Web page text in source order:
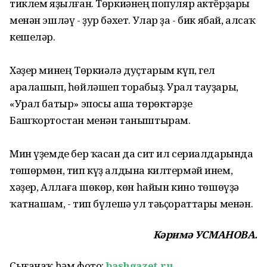
тиклем яҙылған. Төркиәнең популяр актёрҙары
менән эшләү - ҙур бәхет. Улар ҙа - бик ябай, алсаҡ
кешеләр.
Хәҙер минең Төркиәлә дуҫтарым күп, гел
аралашып, һөйләшеп торабыҙ. Урал тауҙары,
«Урал батыр» эпосы аша төрөктәрҙе
Башҡортостан менән таныштырам.
Мин үҙемде бер ҡасан да сит ил сериалдарында
төшөрмөн, тип күҙ алдына килтермәй инем,
хәҙер, Аллаға шөкөр, көн һайын кино төшөүҙә
ҡатнашам, - тип бүлешә ул тәьҫораттары менән.
Кәримә УСМАНОВА.